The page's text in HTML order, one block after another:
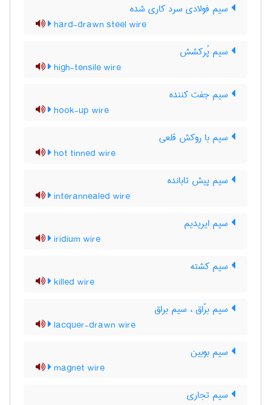
سیم فولادی سرد کاری شده
hard-drawn steel wire
سیم پُرکشش
high-tensile wire
سیم جفت کننده
hook-up wire
سیم با روکش قلعی
hot tinned wire
سیم پیش تابانده
interannealed wire
سیم ایریدیم
iridium wire
سیم کشته
killed wire
سیم برّاق ، سیم براق
lacquer-drawn wire
سیم بوبین
magnet wire
سیم تجاری